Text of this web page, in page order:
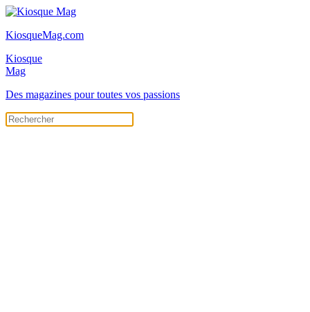
KiosqueMag.com
Kiosque
Mag
Des magazines pour toutes vos passions